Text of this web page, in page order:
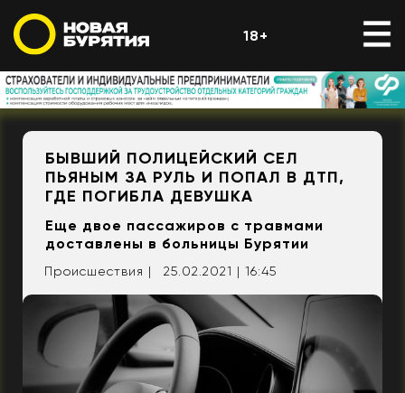
18+
БЫВШИЙ ПОЛИЦЕЙСКИЙ СЕЛ
ПЬЯНЫМ ЗА РУЛЬ И ПОПАЛ В ДТП,
ГДЕ ПОГИБЛА ДЕВУШКА
Еще двое пассажиров с травмами
доставлены в больницы Бурятии
Происшествия | 25.02.2021 | 16:45